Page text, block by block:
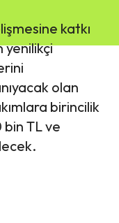
katkı
yenilikçi
olan
birincilik
bin TL ve